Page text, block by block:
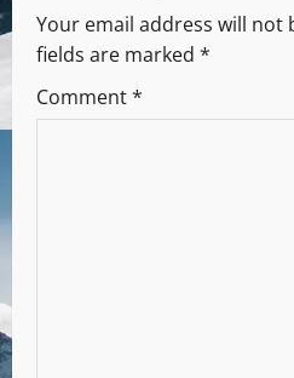
Your email address will not
fields are marked *
Comment*